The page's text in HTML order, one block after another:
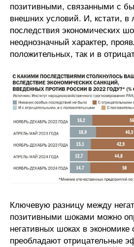
позитивными, связанными с
внешних условий. И, кстати, в
последствия экономических
неоднозначный характер,
положительных, так и в
Ключевую разницу между
позитивными шоками можно
негативных шоках в экономике
преобладают отрицательные